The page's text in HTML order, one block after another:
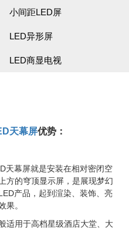
小间距LED屏
LED异形屏
LED商显电视
天幕屏优势：
天幕屏就是安装在相对密闭空
方的穹顶显示屏，是展现梦幻
产品，起到渲染、装饰、亮
果。
适用于高档星级酒店大堂、大